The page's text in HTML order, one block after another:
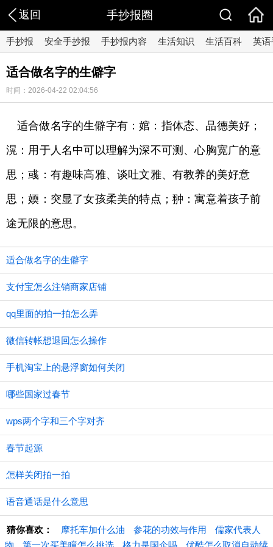
返回 手抄报圈
手抄报 安全手抄报 手抄报内容 生活知识 生活百科 英
适合做名字的生僻字
时间：2026-04-22 02:04:56
适合做名字的生僻字有：婠：指体态、品德美好；
滉：用于人名中可以理解为深不可测、心胸宽广的意
思；彧：有趣味高雅、谈吐文雅、有教养的美好意
思；媆：突显了女孩柔美的特点；翀：寓意着孩子前
途无限的意思。
适合做名字的生僻字
支付宝怎么注销商家店铺
qq里面的拍一拍怎么弄
微信转帐想退回怎么操作
手机淘宝上的悬浮窗如何关闭
哪些国家过春节
wps两个字和三个字对齐
春节起源
怎样关闭拍一拍
语音通话是什么意思
猜你喜欢： 摩托车加什么油 参花的功效与作用
儒家代表人
物
第一次买美瞳怎么挑选 格力是国企吗 优酷怎么取消自动续